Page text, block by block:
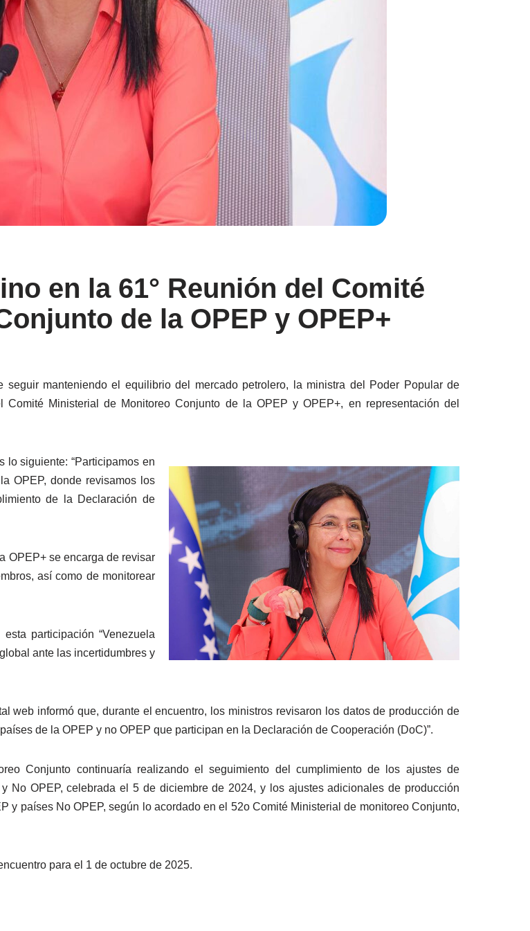
en la 61° Reunión del Comité
de la OPEP y OPEP+
seguir manteniendo el equilibrio del mercado petrolero, la ministra del Poder Popular de
Ministerial de Monitoreo Conjunto de la OPEP y OPEP+, en representación del
lo siguiente: “Participamos en
OPEP, donde revisamos los
de la Declaración de
OPEP+ se encarga de revisar
así como de monitorear
participación “Venezuela
ante las incertidumbres y
web informó que, durante el encuentro, los ministros revisaron los datos de producción de
de la OPEP y no OPEP que participan en la Declaración de Cooperación (DoC)”.
Conjunto continuaría realizando el seguimiento del cumplimiento de los ajustes de
No OPEP, celebrada el 5 de diciembre de 2024, y los ajustes adicionales de producción
y países No OPEP, según lo acordado en el 52o Comité Ministerial de monitoreo Conjunto,
para el 1 de octubre de 2025.